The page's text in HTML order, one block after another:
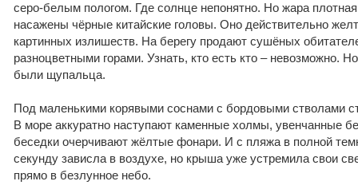
серо-белым пологом. Где солнце непонятно. Но жара
насажены чёрные китайские головы. Оно действительно
картинных излишеств. На берегу продают сушёных
разноцветными горами. Узнать, кто есть кто – невозможно.
были щупальца.
Под маленькими корявыми соснами с бордовыми стволами
В море аккуратно наступают каменные холмы, увенчанные
беседки очерчивают жёлтые фонари. И с пляжа в полной
секунду зависла в воздухе, но крыша уже устремила свои
прямо в безлунное небо.